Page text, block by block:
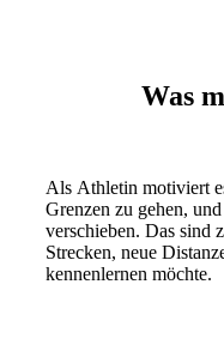
Was
Als Athletin motiviert
Grenzen zu gehen,
verschieben. Das sind
Strecken, neue
kennenlernen möchte.